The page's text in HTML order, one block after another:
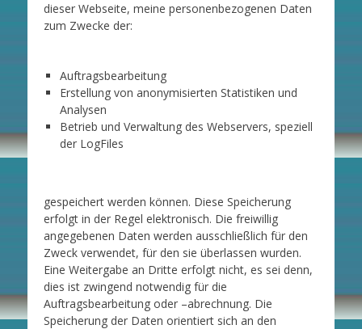
dieser Webseite, meine personenbezogenen Daten
zum Zwecke der:
Auftragsbearbeitung
Erstellung von anonymisierten Statistiken und
Analysen
Betrieb und Verwaltung des Webservers, speziell
der LogFiles
gespeichert werden können. Diese Speicherung
erfolgt in der Regel elektronisch. Die freiwillig
angegebenen Daten werden ausschließlich für den
Zweck verwendet, für den sie überlassen wurden.
Eine Weitergabe an Dritte erfolgt nicht, es sei denn,
dies ist zwingend notwendig für die
Auftragsbearbeitung oder –abrechnung. Die
Speicherung der Daten orientiert sich an den